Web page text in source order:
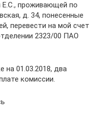
Е.С., проживающей по
д. 34, понесенные
перевести на мой счет
2323/00 ПАО
на 01.03.2018, два
комиссии.